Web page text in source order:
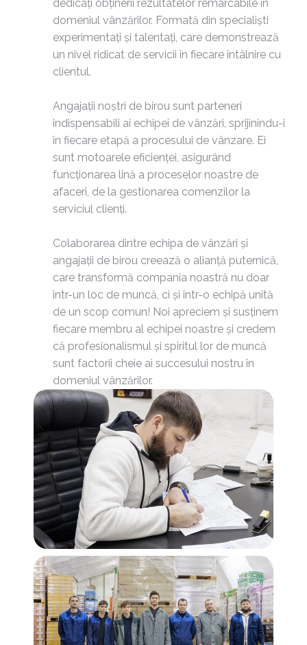
dedicați obținerii rezultatelor remarcabile în
domeniul vânzărilor. Formată din specialiști
experimentați și talentați, care demonstrează
un nivel ridicat de servicii în fiecare întâlnire cu
clientul.
Angajații noștri de birou sunt parteneri
indispensabili ai echipei de vânzări, sprijinindu-i
în fiecare etapă a procesului de vânzare. Ei
sunt motoarele eficienței, asigurând
funcționarea lină a proceselor noastre de
afaceri, de la gestionarea comenzilor la
serviciul clienți.
Colaborarea dintre echipa de vânzări și
angajații de birou creează o alianță puternică,
care transformă compania noastră nu doar
într-un loc de muncă, ci și într-o echipă unită
de un scop comun! Noi apreciem și susținem
fiecare membru al echipei noastre și credem
că profesionalismul și spiritul lor de muncă
sunt factorii cheie ai succesului nostru în
domeniul vânzărilor.